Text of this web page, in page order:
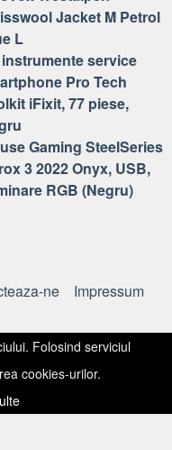
Jacket M Petrol
L
service
Pro Tech
iFixit, 77 piese,
Gaming SteelSeries
3 2022 Onyx, USB,
RGB (Negru)
ne
Impressum
Folosind serviciul
cookies-urilor.